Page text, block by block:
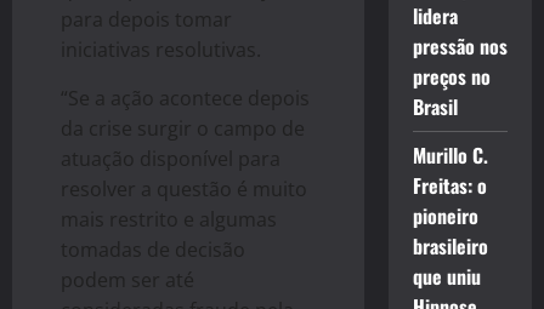
para depois tomar
iniciativas resolutivas.
“Se a ação acontece depois
da crise surgir o campo de
atuação disponível para
resolver a questão é muito
mais restrito e algumas
tomadas de decisão
podem ser até
lidera
pressão nos
preços no
Brasil
Murillo C.
Freitas: o
pioneiro
brasileiro
que uniu